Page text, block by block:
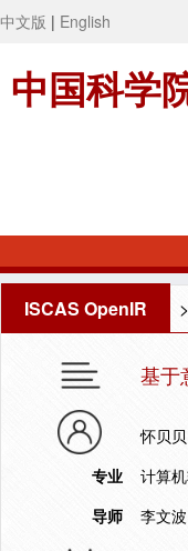
中文版 | English
中国科学
ISCAS OpenIR >
基于
怀贝贝
专业
计算
导师
李文波